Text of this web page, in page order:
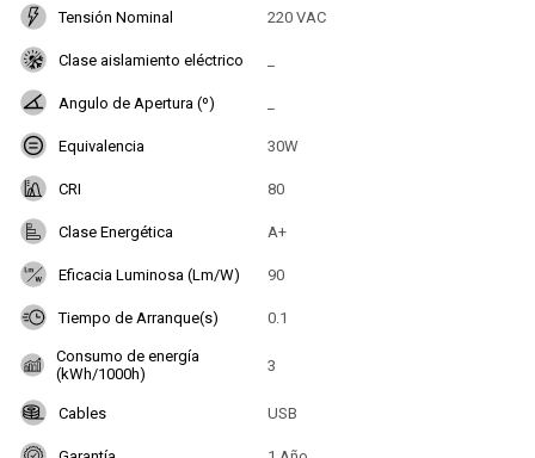
Tensión Nominal 220 VAC
Clase aislamiento eléctrico
Angulo de Apertura (º)
Equivalencia 30W
CRI 80
Clase Energética A+
Eficacia Luminosa (Lm/W) 90
Tiempo de Arranque(s) 0.1
Consumo de energía
(kWh/1000h)
3
Cables USB